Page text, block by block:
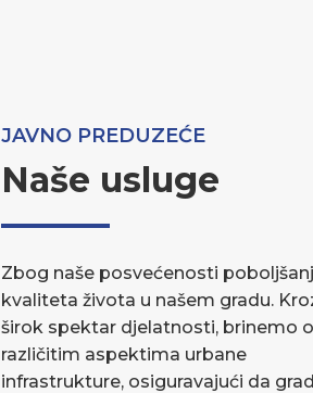
JAVNO PREDUZEĆE
Naše usluge
Zbog naše posvećenosti
kvaliteta života u našem gradu.
širok spektar djelatnosti, brinemo o
različitim aspektima urbane
infrastrukture, osiguravajući da grad